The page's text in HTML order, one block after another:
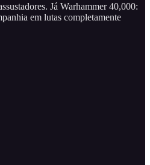
Já Warhammer 40,000:
em lutas completamente